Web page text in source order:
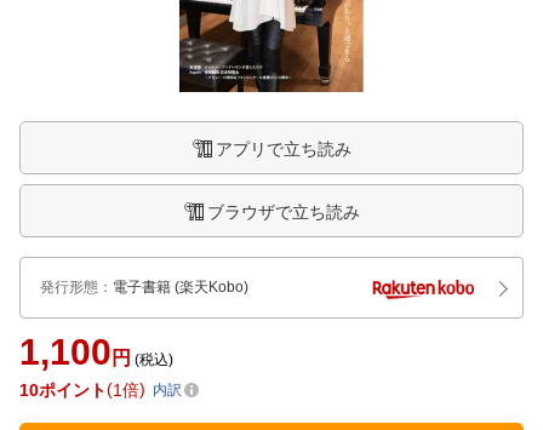
アプリで立ち読み
ブラウザで立ち読み
発行形態 ： 電子書籍 (楽天Kobo)
1,100 円 (税込)
10ポイント 1倍 内訳